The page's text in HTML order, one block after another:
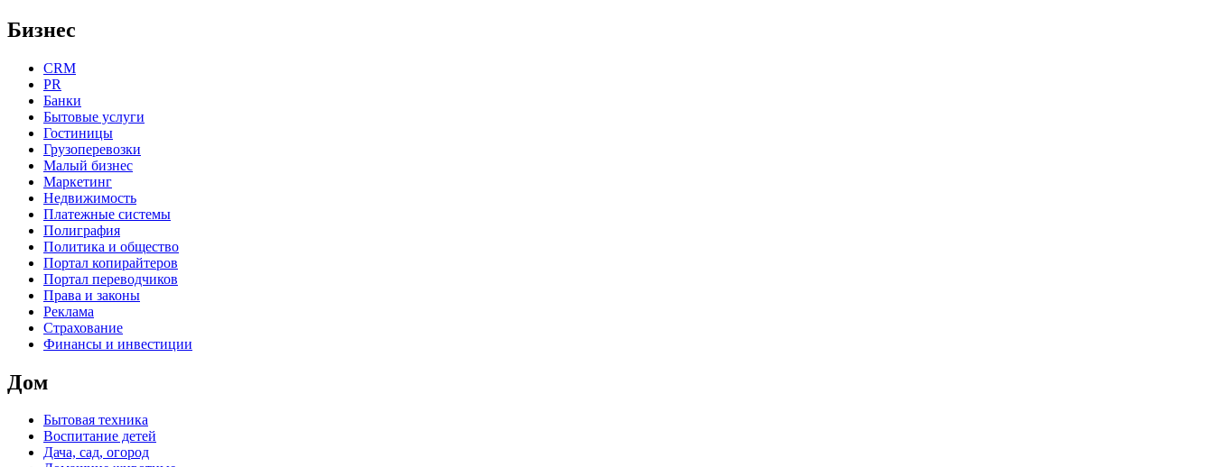
Бизнес
CRM
PR
Банки
Бытовые услуги
Гостиницы
Грузоперевозки
Малый бизнес
Маркетинг
Недвижимость
Платежные системы
Полиграфия
Политика и общество
Портал копирайтеров
Портал переводчиков
Права и законы
Реклама
Страхование
Финансы и инвестиции
Дом
Бытовая техника
Воспитание детей
Дача, сад, огород